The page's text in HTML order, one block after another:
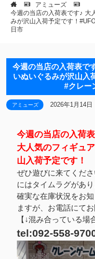
アミューズ
今週の当店の入荷表です♪ 大
みが沢山入荷予定です！
日市
今週の当店の入荷表で
いぬいぐるみが沢山入
#クレー
アミューズ 2026年1月14日
今週の当店の入荷
大人気のフィギュ
山入荷予定です！
ぜひ遊びに来てくだ
にはタイムラグがあ
確実な在庫状況をお
ますが、お電話にて
【↓混み合っている場
tel:092-558-